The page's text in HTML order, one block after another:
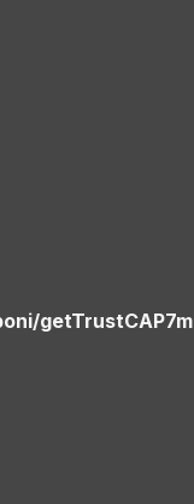
getTrustCAP7m